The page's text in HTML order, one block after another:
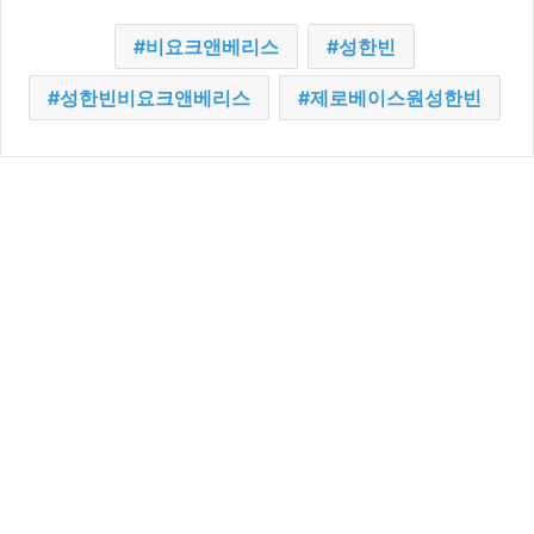
비요크앤베리스 성한빈
성한빈비요크앤베리스 제로베이스원성한빈